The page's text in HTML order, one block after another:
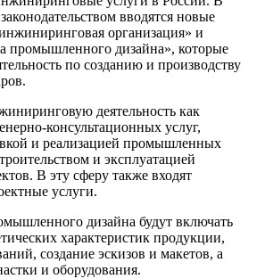
вводятся новые
организация» и
промышленного дизайна», которые
по созданию и производству
деятельность как
консультационных услуг,
и реализацией промышленных
и эксплуатацией
В эту сферу также входят
услуги.
дизайна будут включать
характеристик продукции,
создание эскизов и макетов, а
и оборудования.